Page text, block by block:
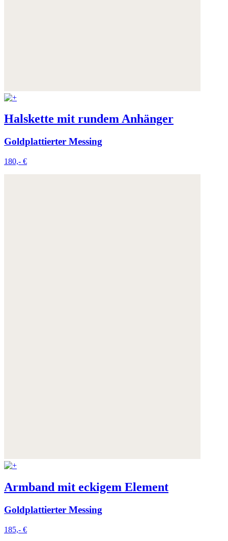
Halskette mit rundem Anhänger
Goldplattierter Messing
180,- €
Armband mit eckigem Element
Goldplattierter Messing
185,- €